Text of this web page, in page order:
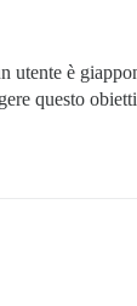
utente è
questo